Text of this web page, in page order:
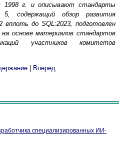
1998 г. и описывают стандарты
содержащий обзор развития
вплоть до SQL:2023, подготовлен
на основе материалов стандартов
участников комитетов
| Вперед
специализированных ИИ-